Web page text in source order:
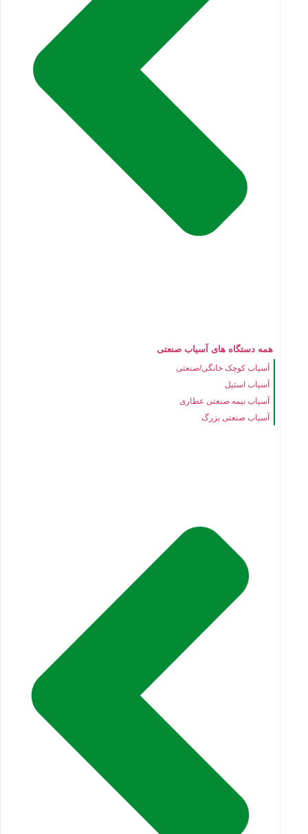
همه دستگاه های آسیاب صنعتی
آسیاب کوچک خانگی/صنعتی
آسیاب استیل
آسیاب نیمه صنعتی عطاری
آسیاب صنعتی بزرگ